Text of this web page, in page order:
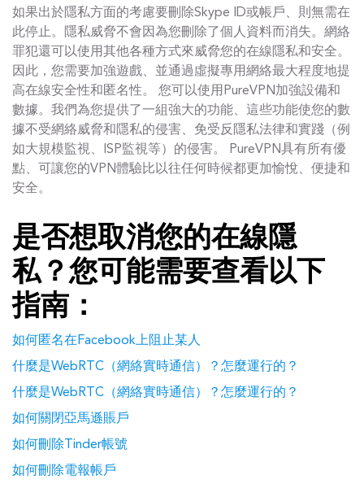
如果出於隱私方面的考慮要刪除Skype ID或帳戶、則無需在
此停止。隱私威脅不會因為您刪除了個人資料而消失。網絡
罪犯還可以使用其他各種方式來威脅您的在線隱私和安全。
因此，您需要加強遊戲、並通過虛擬專用網絡最大程度地提
高在線安全性和匿名性。 您可以使用PureVPN加強設備和
數據。我們為您提供了一組強大的功能、這些功能使您的數
據不受網絡威脅和隱私的侵害、免受反隱私法律和實踐（例
如大規模監視、ISP監視等）的侵害。 PureVPN具有所有優
點、可讓您的VPN體驗比以往任何時候都更加愉悅、便捷和
安全。
是否想取消您的在線隱
私？您可能需要查看以下
指南：
如何匿名在Facebook上阻止某人
什麼是WebRTC（網絡實時通信）？怎麼運行的？
什麼是WebRTC（網絡實時通信）？怎麼運行的？
如何關閉亞馬遜賬戶
如何刪除Tinder帳號
如何刪除電報帳戶